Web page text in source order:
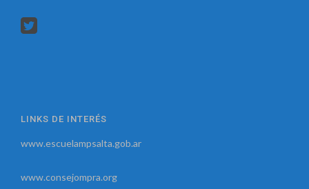
LINKS DE INTERÉS
www.escuelampsalta.gob.ar
www.consejompra.org